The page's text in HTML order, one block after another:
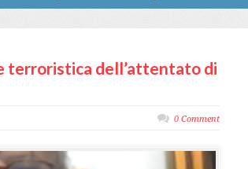
terroristica dell’attentato di
0 Comment